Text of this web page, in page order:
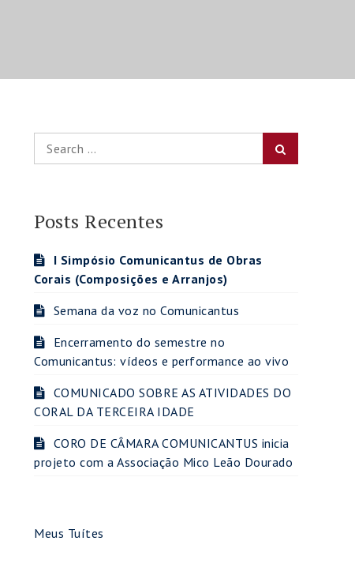
Search
for:
Posts Recentes
I Simpósio Comunicantus de Obras
Corais (Composições e Arranjos)
Semana da voz no Comunicantus
Encerramento do semestre no
Comunicantus: vídeos e performance ao vivo
COMUNICADO SOBRE AS ATIVIDADES DO
CORAL DA TERCEIRA IDADE
CORO DE CÂMARA COMUNICANTUS inicia
projeto com a Associação Mico Leão Dourado
Meus Tuítes